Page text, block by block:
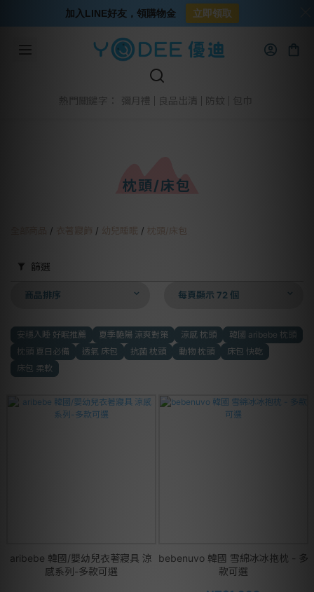
熱門關鍵字： 彌月禮 良品出清 防蚊
枕頭/床包
/ / 幼兒睡眠 / 枕頭/床包
篩選
商品排序 每頁顯示 72 個
安穩入睡 好眠推薦 夏季艷陽 涼爽對策 涼感 枕頭
韓國 aribebe 枕頭
枕頭 夏日必備
透氣 床包 抗菌 枕頭 動物 枕頭
床包 快乾
床包 柔軟
aribebe 韓國/嬰幼兒衣著寢具 涼
感系列-多款可選
bebenuvo 韓國 雪綿冰冰抱枕 - 多
款可選
加入LINE好友，領購物金 立即領取